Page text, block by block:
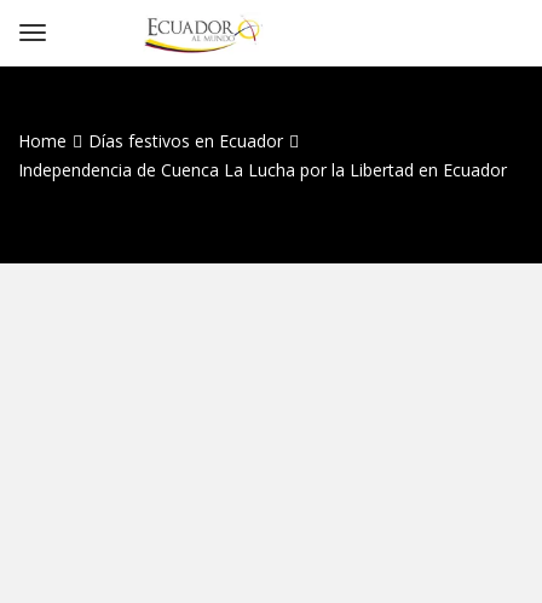
Home
Días festivos en Ecuador
Independencia de Cuenca La Lucha por la Libertad en Ecuador